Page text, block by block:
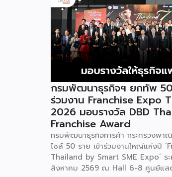
กรมพัฒนาธุรกิจฯ ยกทัพ
ร่วมงาน Franchise Expo
2026 มอบรางวัล DBD
Franchise Award
กรมพัฒนาธุรกิจการค้า กระทรวงพา
ไชส์ 50 ราย เข้าร่วมงานใหญ่แห่งปี
Thailand by Smart SME Expo’ ร
สิงหาคม 2569 ณ Hall 6-8 ศูนย์แส